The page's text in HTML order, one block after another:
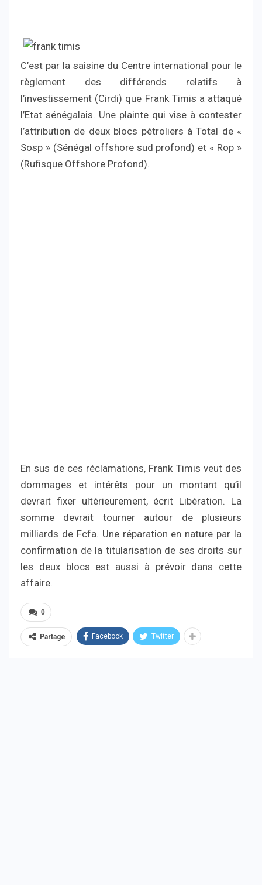
C’est par la saisine du Centre international pour le
règlement des différends relatifs à
l’investissement (Cirdi) que Frank Timis a attaqué
l’Etat sénégalais. Une plainte qui vise à contester
l’attribution de deux blocs pétroliers à Total de «
Sosp » (Sénégal offshore sud profond) et « Rop »
(Rufisque Offshore Profond).
En sus de ces réclamations, Frank Timis veut des
dommages et intérêts pour un montant qu’il
devrait fixer ultérieurement, écrit Libération. La
somme devrait tourner autour de plusieurs
milliards de Fcfa. Une réparation en nature par la
confirmation de la titularisation de ses droits sur
les deux blocs est aussi à prévoir dans cette
affaire.
0
Partage Facebook Twitter